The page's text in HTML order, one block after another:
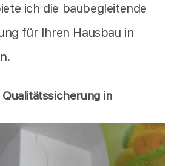
ich die baubegleitende
für Ihren Hausbau in
in